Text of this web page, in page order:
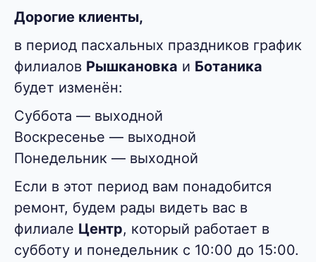
Дорогие клиенты,
в период пасхальных праздников график
филиалов Рышкановка и Ботаника
будет изменён:
Суббота — выходной
Воскресенье — выходной
Понедельник — выходной
Если в этот период вам понадобится
ремонт, будем рады видеть вас в
филиале Центр, который работает в
субботу и понедельник с 10:00 до 15:00.